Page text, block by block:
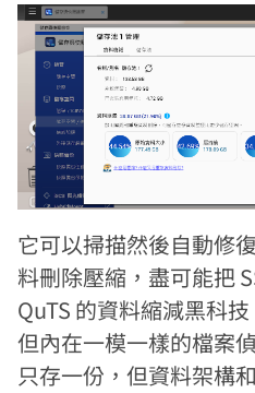
它可以掃描然後自動修
料刪除壓縮，盡可能把
QuTS 的資料縮減黑科
但內在一模一樣的檔案
只存一份，但資料架構